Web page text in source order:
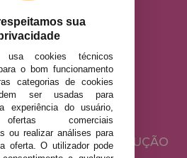
LEGAL
DE PRIVACIDADE
DE COOKIES
DEVOLUÇÕES
DE LIVRE RESOLUÇÃO
sua
usa cookies técnicos
o bom funcionamento
categorias de cookies
ser usadas para
experiência do usuário,
comerciais
ou realizar análises para
oferta. O utilizador pode